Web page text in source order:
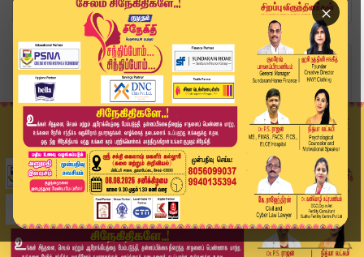
×
Home
வீடியோ ஸ்டோரி
பள்ளிகளிடம் பண மோசடி... முன்ஜாமின் மனுவை தள்ளுப...